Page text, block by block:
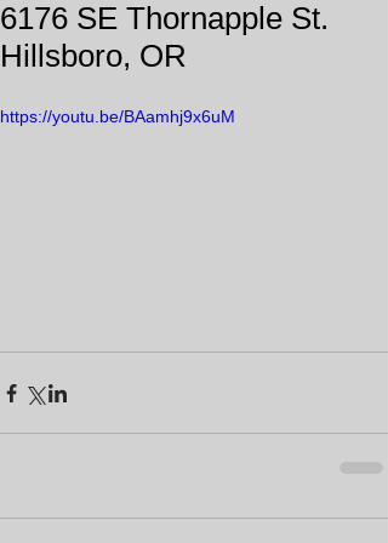
6176 SE Thornapple St.
Hillsboro, OR
https://youtu.be/BAamhj9x6uM